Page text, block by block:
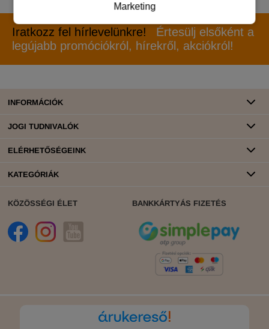
Marketing
Iratkozz fel hírlevelünkre!
Értesülj elsőként a
legújabb promóciókról, hírekről, akciókról!
INFORMÁCIÓK
JOGI TUDNIVALÓK
ELÉRHETŐSÉGEINK
KATEGÓRIÁK
KÖZÖSSÉGI ÉLET BANKKÁRTYÁS FIZETÉS